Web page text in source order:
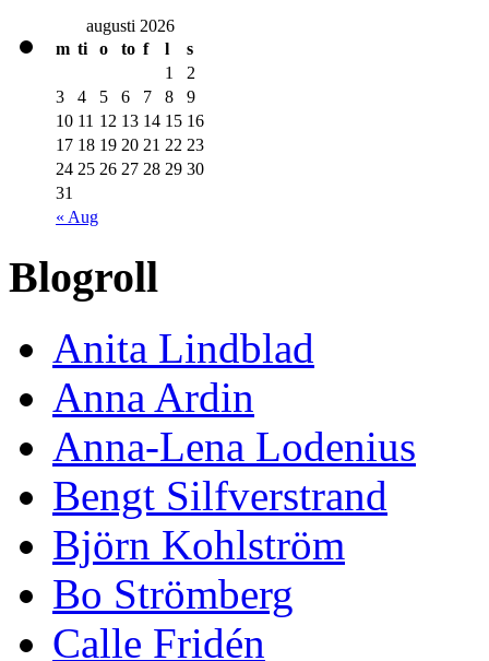
augusti 2026
m ti o to f l s
« Aug
1
2
3
4 5 6 7 8
9
10 11 12 13 14 15 16
17 18 19 20 21 22 23
24 25 26 27 28 29 30
31
Blogroll
Anita Lindblad
Anna Ardin
Anna-Lena Lodenius
Bengt Silfverstrand
Björn Kohlström
Bo Strömberg
Calle Fridén